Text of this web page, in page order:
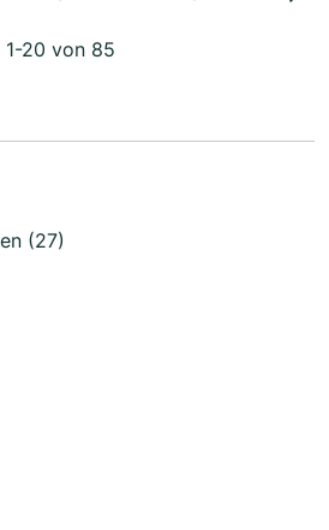
1-20 von 85
(27)